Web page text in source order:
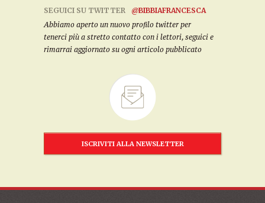
SEGUICI SU TWITTER
@BIBBIAFRANCESCA
Abbiamo aperto un nuovo profilo twitter per
tenerci più a stretto contatto con i lettori, seguici e
rimarrai aggiornato su ogni articolo pubblicato
ISCRIVITI ALLA NEWSLETTER